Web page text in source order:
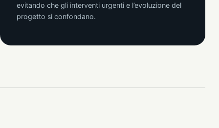
evitando che gli interventi urgenti e l’evoluzione del
progetto si confondano.